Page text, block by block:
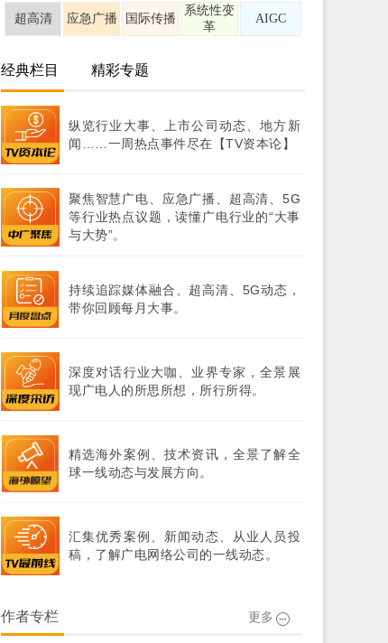
超高清 应急广播 国际传播
系统性变
革
AIGC
经典栏目 精彩专题
纵览行业大事、上市公司动态、地方新
闻……一周热点事件尽在【TV资本论】
聚焦智慧广电、应急广播、超高清、5G
等行业热点议题，读懂广电行业的“大事
与大势”。
持续追踪媒体融合、超高清、5G动态，
带你回顾每月大事。
深度对话行业大咖、业界专家，全景展
现广电人的所思所想，所行所得。
精选海外案例、技术资讯，全景了解全
球一线动态与发展方向。
汇集优秀案例、新闻动态、从业人员投
稿，了解广电网络公司的一线动态。
作者专栏 更多